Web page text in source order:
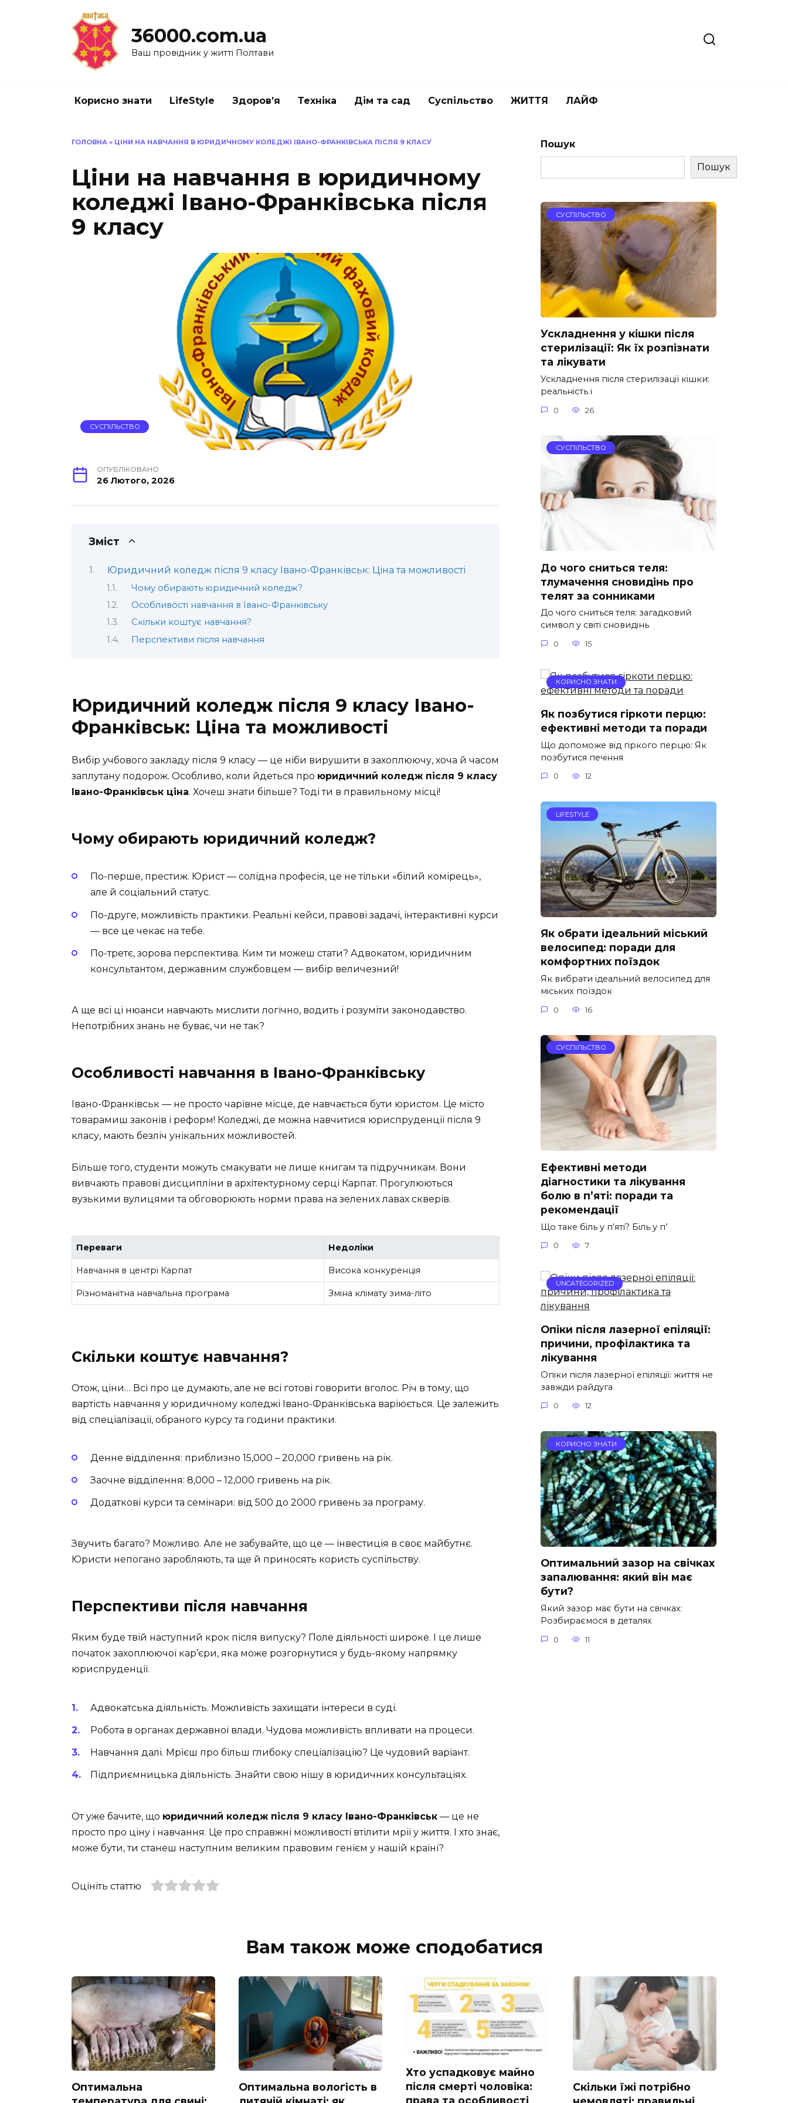
36000.com.ua
Ваш провідник у житті Полтави
Корисно знати LifeStyle Здоров’я Техніка Дім та сад Суспільство ЖИТТЯ ЛАЙФ
ГОЛОВНА » ЦІНИ НА НАВЧАННЯ В ЮРИДИЧНОМУ КОЛЕДЖІ ІВАНО-ФРАНКІВСЬКА ПІСЛЯ 9 КЛАСУ
Ціни на навчання в юридичному
коледжі Івано-Франківська після
9 класу
СУСПІЛЬСТВО
ОПУБЛІКОВАНО
26 Лютого, 2026
Зміст
Юридичний коледж після 9 класу Івано-Франківськ: Ціна та можливості
Чому обирають юридичний коледж?
Особливості навчання в Івано-Франківську
Скільки коштує навчання?
Перспективи після навчання
Юридичний коледж після 9 класу Івано-
Франківськ: Ціна та можливості
Вибір учбового закладу після 9 класу — це ніби вирушити в захоплюючу, хоча й часом
заплутану подорож. Особливо, коли йдеться про юридичний коледж після 9 класу
Івано-Франківськ ціна. Хочеш знати більше? Тоді ти в правильному місці!
Чому обирають юридичний коледж?
По-перше, престиж. Юрист — солідна професія, це не тільки «білий комірець»,
але й соціальний статус.
По-друге, можливість практики. Реальні кейси, правові задачі, інтерактивні курси
— все це чекає на тебе.
По-третє, зорова перспектива. Ким ти можеш стати? Адвокатом, юридичним
консультантом, державним службовцем — вибір величезний!
А ще всі ці нюанси навчають мислити логічно, водить і розуміти законодавство.
Непотрібних знань не буває, чи не так?
Особливості навчання в Івано-Франківську
Івано-Франківськ — не просто чарівне місце, де навчається бути юристом. Це місто
товарамиш законів і реформ! Коледжі, де можна навчитися юриспруденції після 9
класу, мають безліч унікальних можливостей.
Більше того, студенти можуть смакувати не лише книгам та підручникам. Вони
вивчають правові дисципліни в архітектурному серці Карпат. Прогулюються
вузькими вулицями та обговорюють норми права на зелених лавах скверів.
Переваги Недоліки
Навчання в центрі Карпат Висока конкуренція
Різноманітна навчальна програма Зміна клімату зима-літо
Скільки коштує навчання?
Отож, ціни… Всі про це думають, але не всі готові говорити вголос. Річ в тому, що
вартість навчання у юридичному коледжі Івано-Франківська варіюється. Це залежить
від спеціалізації, обраного курсу та години практики.
Денне відділення: приблизно 15,000 – 20,000 гривень на рік.
Заочне відділення: 8,000 – 12,000 гривень на рік.
Додаткові курси та семінари: від 500 до 2000 гривень за програму.
Звучить багато? Можливо. Але не забувайте, що це — інвестиція в своє майбутнє.
Юристи непогано заробляють, та ще й приносять користь суспільству.
Перспективи після навчання
Яким буде твій наступний крок після випуску? Поле діяльності широке. І це лише
початок захоплюючої кар’єри, яка може розгорнутися у будь-якому напрямку
юриспруденції.
Адвокатська діяльність. Можливість захищати інтереси в суді.
Робота в органах державної влади. Чудова можливість впливати на процеси.
Навчання далі. Мрієш про більш глибоку спеціалізацію? Це чудовий варіант.
Підприємницька діяльність. Знайти свою нішу в юридичних консультаціях.
От уже бачите, що юридичний коледж після 9 класу Івано-Франківськ — це не
просто про ціну і навчання. Це про справжні можливості втілити мрії у життя. І хто знає,
може бути, ти станеш наступним великим правовим генієм у нашій країні?
Оцініть статтю
Пошук
Пошук
СУСПІЛЬСТВО
Ускладнення у кішки після
стерилізації: Як їх розпізнати
та лікувати
Ускладнення після стерилізації кішки:
реальність і
0 26
СУСПІЛЬСТВО
До чого сниться теля:
тлумачення сновидінь про
телят за сонниками
До чого сниться теля: загадковий
символ у світі сновидінь
0 15
КОРИСНО ЗНАТИ
Як позбутися гіркоти перцю:
ефективні методи та поради
Що допоможе від гіркого перцю: Як
позбутися печіння
0 12
LIFESTYLE
Як обрати ідеальний міський
велосипед: поради для
комфортних поїздок
Як вибрати ідеальний велосипед для
міських поїздок
0 16
СУСПІЛЬСТВО
Ефективні методи
діагностики та лікування
болю в п’яті: поради та
рекомендації
Що таке біль у п’яті? Біль у п’
0 7
UNCATEGORIZED
Опіки після лазерної епіляції:
причини, профілактика та
лікування
Опіки після лазерної епіляції: життя не
завжди райдуга
0 12
КОРИСНО ЗНАТИ
Оптимальний зазор на свічках
запалювання: який він має
бути?
Який зазор має бути на свічках:
Розбираємося в деталях
0 11
Вам також може сподобатися
Оптимальна
Оптимальна вологість в
Хто успадковує майно
після смерті чоловіка:
права та особливості
Скільки їжі потрібно